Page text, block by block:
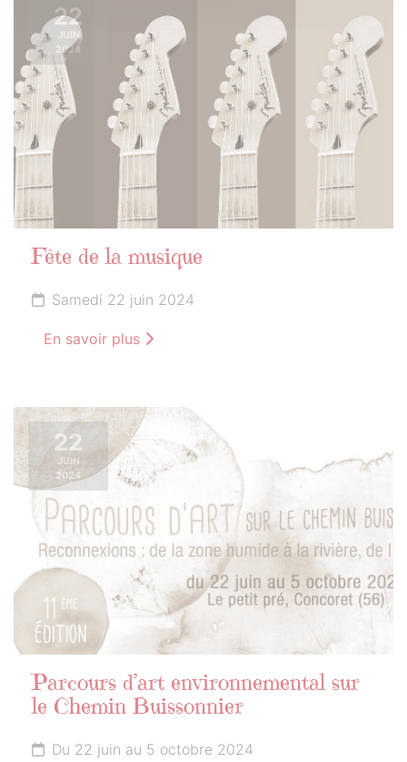
22
JUIN
2024
Fête de la musique
Samedi 22 juin 2024
En savoir plus
22
JUIN
2024
Parcours d’art environnemental sur
le Chemin Buissonnier
Du 22 juin au 5 octobre 2024